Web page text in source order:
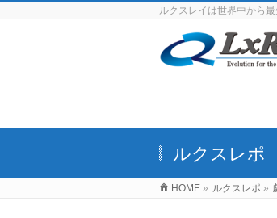
ルクスレイは世界中から
ルクスレポ
HOME » ルクスレポ »